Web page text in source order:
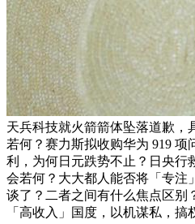
天兵科技就火箭箭体坠落道歉，
若何？赛力斯拟收购华为 919 项
利，为何日元跌势不止？日央行
会若何？大大都人能否将「专注
谈了？二者之间有什么焦点区别
「高收入」国度，以机谋私，搞